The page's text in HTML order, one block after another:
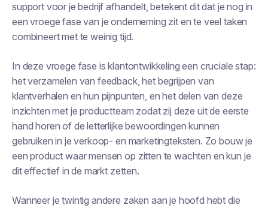
support voor je bedrijf afhandelt, betekent dit dat je nog in
een vroege fase van je onderneming zit en te veel taken
combineert met te weinig tijd.
In deze vroege fase is klantontwikkeling een cruciale stap:
het verzamelen van feedback, het begrijpen van
klantverhalen en hun pijnpunten, en het delen van deze
inzichten met je productteam zodat zij deze uit de eerste
hand horen of de letterlijke bewoordingen kunnen
gebruiken in je verkoop- en marketingteksten. Zo bouw je
een product waar mensen op zitten te wachten en kun je
dit effectief in de markt zetten.
Wanneer je twintig andere zaken aan je hoofd hebt die